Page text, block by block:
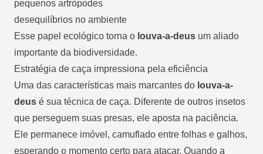
pequenos artrópodes
desequilíbrios no ambiente
Esse papel ecológico torna o louva-a-deus um aliado
importante da biodiversidade.
Estratégia de caça impressiona pela eficiência
Uma das características mais marcantes do louva-a-
deus é sua técnica de caça. Diferente de outros insetos
que perseguem suas presas, ele aposta na paciência.
Ele permanece imóvel, camuflado entre folhas e galhos,
esperando o momento certo para atacar. Quando a